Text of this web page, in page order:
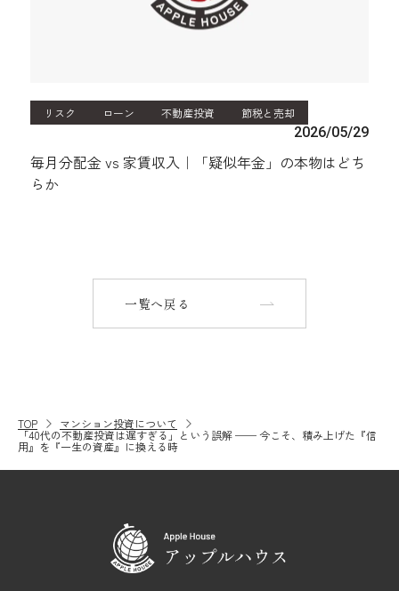
リスク ローン 不動産投資 節税と売却
2026/05/29
毎月分配金 vs 家賃収入｜「疑似年金」の本物はどち
らか
一覧へ戻る
TOP マンション投資について
「40代の不動産投資は遅すぎる」という誤解 ── 今こそ、積み上げた『信
用』を『一生の資産』に換える時